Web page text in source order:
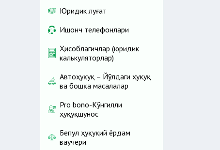
Юридик луғат
Ишонч телефонлари
Ҳисоблагичлар (юридик
калькуляторлар)
Автоҳуқуқ – Йўлдаги ҳуқуқ
ва бошқа масалалар
Pro bono-Кўнгилли
ҳуқуқшунос
Бепул ҳуқуқий ёрдам
ваучери